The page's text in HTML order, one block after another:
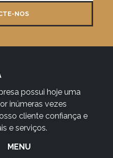
NOS
possui hoje uma
inúmeras vezes
cliente confiança e
e serviços.
MENU